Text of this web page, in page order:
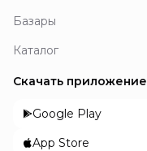
Базары
Каталог
Скачать приложение
Google Play
App Store